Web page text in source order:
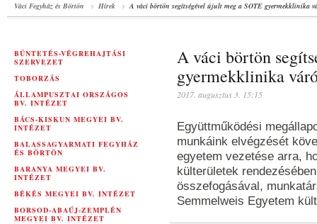
Váci Fegyház és Börtön Hírek A váci börtön segítségével újult meg a SOTE gyermekklinika
BÜNTETÉS-VÉGREHAJTÁSI
SZERVEZET
TOBORZÁS
ÁLLAMPUSZTAI ORSZÁGOS
BV. INTÉZET
BÁCS-KISKUN MEGYEI BV.
INTÉZET
BALASSAGYARMATI FEGYHÁZ
ÉS BÖRTÖN
BARANYA MEGYEI BV.
INTÉZET
BÉKÉS MEGYEI BV. INTÉZET
BORSOD-ABAÚJ-ZEMPLÉN
MEGYEI BV. INTÉZET
A váci börtön
gyermekklinika
2017. augusztus 3. 15:15
Együttműködési
munkáink elvégzését
egyetem vezetése arra,
külterületek
összefogásával,
Semmelweis Egyetem